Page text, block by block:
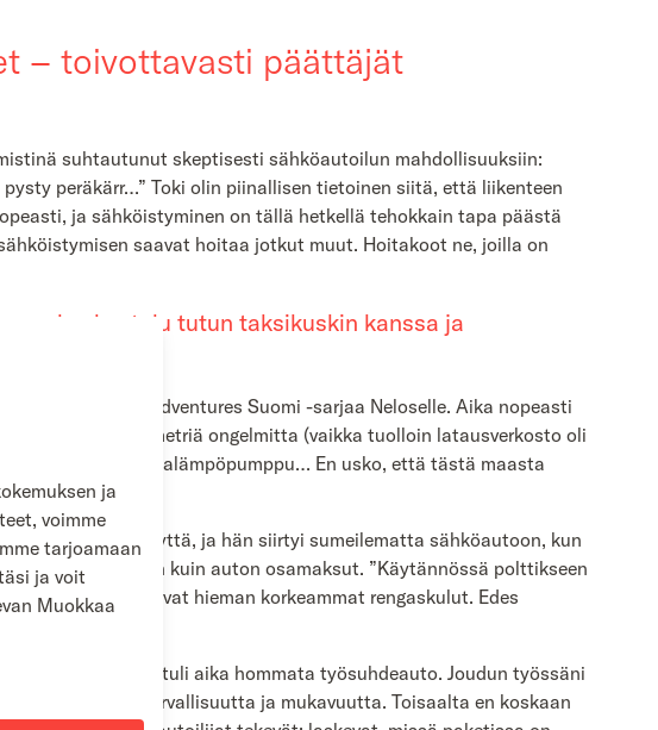
– toivottavasti päättäjät
suhtautunut skeptisesti sähköautoilun mahdollisuuksiin:
peräkärr…” Toki olin piinallisen tietoinen siitä, että liikenteen
ja sähköistyminen on tällä hetkellä tehokkain tapa päästä
saavat hoitaa jotkut muut. Hoitakoot ne, joilla on
keskustelu tutun taksikuskin kanssa ja
tuolloin Madventures Suomi -sarjaa Neloselle. Aika nopeasti
3000 kilometriä ongelmitta (vaikka tuolloin latausverkosto oli
käryttömyys, ilmalämpöpumppu… En usko, että tästä maasta
euron yrittäjyyttä, ja hän siirtyi sumeilematta sähköautoon, kun
saman verran kuin auton osamaksut. ”Käytännössä polttikseen
taas kompensoivat hieman korkeammat rengaskulut. Edes
neuvottelija, kun tuli aika hommata työsuhdeauto. Joudun työssäni
auton turvallisuutta ja mukavuutta. Toisaalta en koskaan
ja
voimme
tarjoamaan
ja voit
Muokkaa